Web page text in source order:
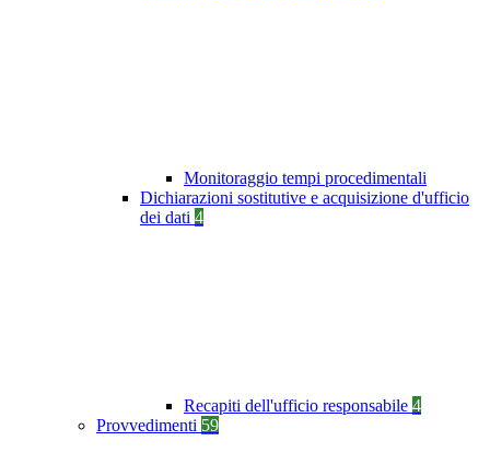
Monitoraggio tempi procedimentali
Dichiarazioni sostitutive e acquisizione d'ufficio
dei dati 4
Recapiti dell'ufficio responsabile 4
Provvedimenti 59